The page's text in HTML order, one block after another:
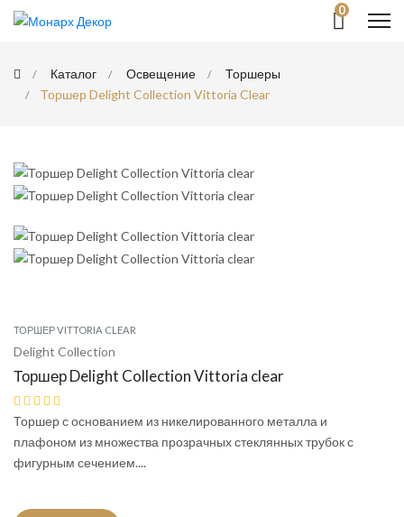
0
Каталог Освещение
Торшеры
Торшер Delight Collection Vittoria Clear
ТОРШЕР VITTORIA CLEAR
Delight Collection
Торшер Delight Collection Vittoria clear
Торшер с основанием из никелированного металла и
плафоном из множества прозрачных стеклянных трубок с
фигурным сечением....